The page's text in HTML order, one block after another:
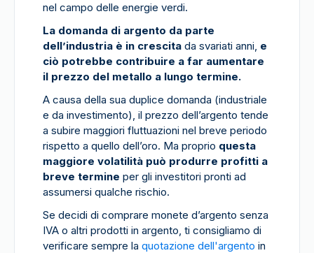
nel campo delle energie verdi.
La domanda di argento da parte
dell’industria è in crescita da svariati anni, e
ciò potrebbe contribuire a far aumentare
il prezzo del metallo a lungo termine.
A causa della sua duplice domanda (industriale
e da investimento), il prezzo dell’argento tende
a subire maggiori fluttuazioni nel breve periodo
rispetto a quello dell’oro. Ma proprio questa
maggiore volatilità può produrre profitti a
breve termine per gli investitori pronti ad
assumersi qualche rischio.
Se decidi di comprare monete d’argento senza
IVA o altri prodotti in argento, ti consigliamo di
verificare sempre la quotazione dell'argento in